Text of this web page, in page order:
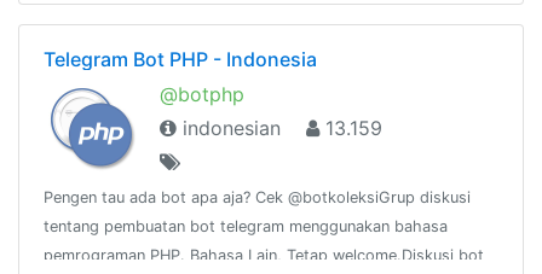
https://www.asnpedia.net
Telegram Bot PHP - Indonesia
@botphp
indonesian
13.159
Pengen tau ada bot apa aja? Cek @botkoleksiGrup diskusi
tentang pembuatan bot telegram menggunakan bahasa
pemrograman PHP. Bahasa Lain, Tetap welcome.Diskusi bot